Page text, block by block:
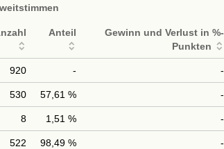
Anteil
Gewinn und Verlust in %-
Punkten
920 - -
530 57,61 % -
8 1,51 % -
522 98,49 % -